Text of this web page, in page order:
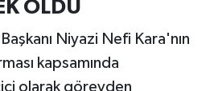
OLDU
Niyazi Nefi Kara'nın
kapsamında
olarak görevden